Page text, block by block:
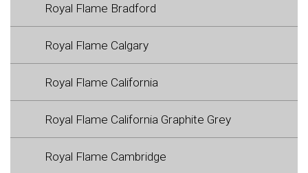
Royal Flame Bradford
Royal Flame Calgary
Royal Flame California
Royal Flame California Graphite Grey
Royal Flame Cambridge